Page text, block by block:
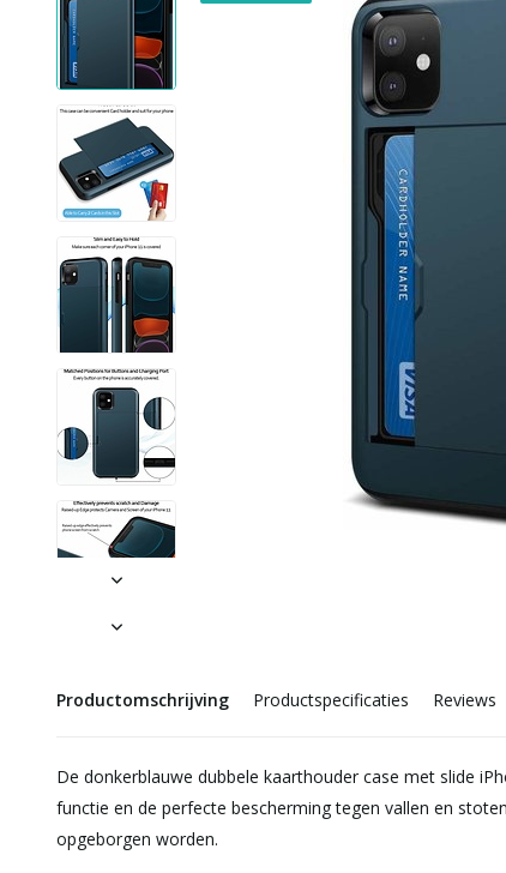
Productomschrijving Productspecificaties Reviews
De donkerblauwe dubbele kaarthouder case met slide
functie en de perfecte bescherming tegen vallen en
opgeborgen worden.